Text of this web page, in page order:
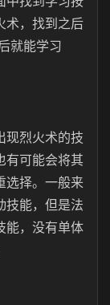
术，找到之后
就能学习
现烈火术的技
有可能会将其
选择。一般来
技能，但是法
能，没有单体